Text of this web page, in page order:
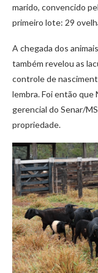
marido, convencido
primeiro lote: 29
A chegada dos
também revelou as
controle de
lembra. Foi então que
gerencial do Senar/
propriedade.